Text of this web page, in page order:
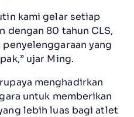
kami gelar setiap
dengan 80 tahun CLS,
yang
ujar Ming.
menghadirkan
untuk memberikan
lebih luas bagi atlet